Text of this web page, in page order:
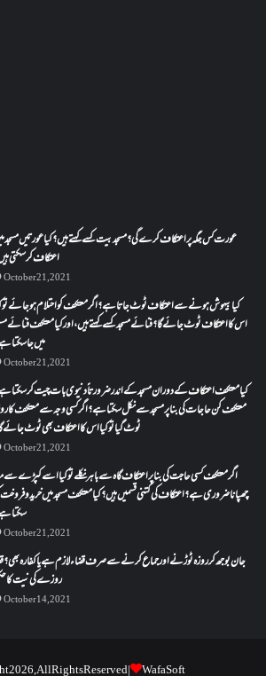
عورت کس جگہ پر اعتکاف کرے گی؟مسجد بیت کسے کہتے ہیں؟کیا عورتیں مسجد
اعتکاف کر سکتی
October 21, 2021
کیا بیہوش ہونے سے اعتکاف ٹوٹ جاتا ہے؟ اگر معتکف کو احتلام ہو جائے تو
اس کا اعتکاف ٹوٹ جائے گا؟فنائے مسجد کسے کہتے ہیں ، اور کیا معتکف فنائے
میں جا سکتا
October 21, 2021
کیا معتکف اعتکاف کے دوران مسجد کے اندر ضرورتاً دنیوی بات چیت کر سکتا
معتکف کن حاجات کی بنا پر مسجد سے نکل سکتا ہے؟ اگر کسی وجہ سے معتکف کا
ٹوٹ گیا تو کیا اس کا اعتکاف بھی ٹوٹ جائے
October 21, 2021
اگر معتکف کسی حاجت کی بنا پر اعتکاف گاہ سے باہر نکلے تو کیا اسے کپڑے سے
چھپانا ضروری ہے؟اعتکاف کی کتنی قسمیں ہیں؟کیا معتکف مسجد میں خرید و
سکتا
October 21, 2021
جان بوجھ کر روزہ ٹوڑنے اور جماع کرنے سے صرف قضاء لازم ہے یا کفارہ بھی؟
روزے کی نیت کا
October 14, 2021
2026, All Rights Reserved | WafaSoft